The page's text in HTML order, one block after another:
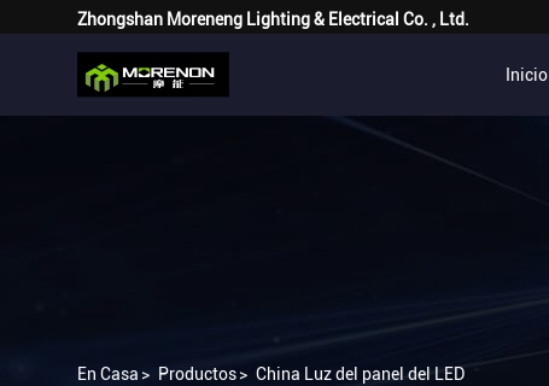
Zhongshan Moreneng Lighting & Electrical Co. , Ltd.
Inicio
En Casa > Productos> China Luz del panel del LED